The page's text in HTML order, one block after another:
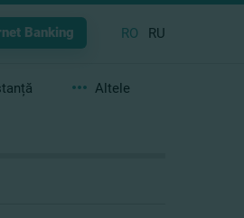
Banking RO RU
Altele